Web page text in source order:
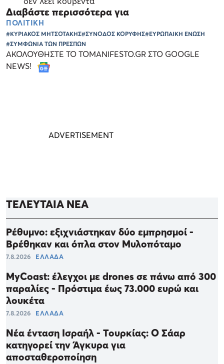
Διαβάστε περισσότερα για
ΠΟΛΙΤΙΚΗ
#ΚΥΡΙΑΚΟΣ ΜΗΤΣΟΤΑΚΗΣ#ΣΥΝΟΔΟΣ ΚΟΡΥΦΗΣ#ΕΥΡΩΠΑΙΚΗ ΕΝΩΣΗ
#ΣΥΜΦΩΝΙΑ ΤΩΝ ΠΡΕΣΠΩΝ
ΑΚΟΛΟΥΘΗΣΤΕ ΤΟ TOMANIFESTO.GR ΣΤΟ GOOGLE
NEWS!
ΤΕΛΕΥΤΑΙΑ ΝΕΑ
Ρέθυμνο: εξιχνιάστηκαν δύο εμπρησμοί -
Βρέθηκαν και όπλα στον Μυλοπόταμο
7.8.2026 ΕΛΛΑΔΑ
MyCoast: έλεγχοι με drones σε πάνω από 300
παραλίες - Πρόστιμα έως 73.000 ευρώ και
λουκέτα
7.8.2026 ΕΛΛΑΔΑ
Νέα ένταση Ισραήλ - Τουρκίας: Ο Σάαρ
κατηγορεί την Άγκυρα για
αποσταθεροποίηση